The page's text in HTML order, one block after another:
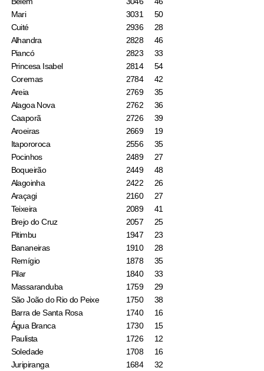
Mari
3031
50
Cuité
2936
28
Alhandra
2828
46
Piancó
2823
33
Princesa Isabel
2814
54
Coremas
2784
42
Areia
2769
35
Alagoa Nova
2762
36
Caaporã
2726
39
Aroeiras
2669
19
Itapororoca
2556
35
Pocinhos
2489
27
Boqueirão
2449
48
Alagoinha
2422
26
Araçagi
2160
27
Teixeira
2089
41
Brejo do Cruz
2057
25
Pitimbu
1947
23
Bananeiras
1910
28
Remígio
1878
35
Pilar
1840
33
Massaranduba
1759
29
São João do Rio do Peixe
1750
38
Barra de Santa Rosa
1740
16
Água Branca
1730
15
Paulista
1726
12
Soledade
1708
16
Juripiranga
1684 32